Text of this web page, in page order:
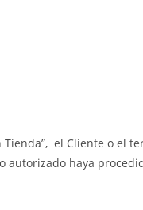
el Cliente o
haya